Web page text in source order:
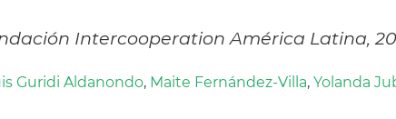
Intercooperation América Latina,
Guridi Aldanondo, Maite Fernández-Villa, Yolanda